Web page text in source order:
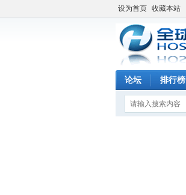
设为首页 收藏本站
论坛 排行榜